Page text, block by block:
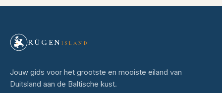
RÜGEN ISLAND
Jouw gids voor het grootste en mooiste eiland van
Duitsland aan de Baltische kust.